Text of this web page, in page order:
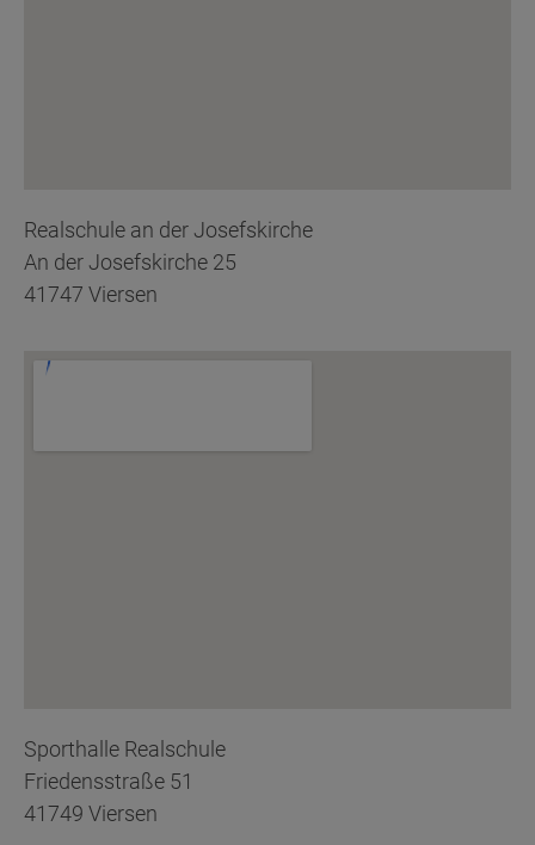
Realschule an der Josefskirche
An der Josefskirche 25
41747 Viersen
Sporthalle Realschule
Friedensstraße 51
41749 Viersen